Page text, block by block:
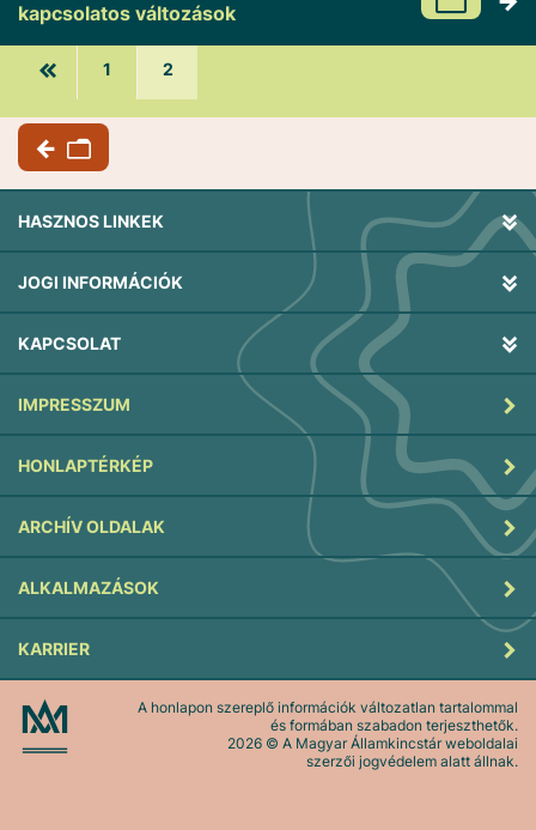
kapcsolatos változások
1 2
HASZNOS LINKEK
JOGI INFORMÁCIÓK
KAPCSOLAT
IMPRESSZUM
HONLAPTÉRKÉP
ARCHÍV OLDALAK
ALKALMAZÁSOK
KARRIER
A honlapon szereplő információk változatlan tartalommal
és formában szabadon terjeszthetők.
2026 © A Magyar Államkincstár weboldalai
szerzői jogvédelem alatt állnak.